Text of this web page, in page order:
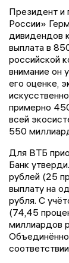
Президент и
России»
дивидендов
выплата в
российской
внимание он
его оценке,
примерно
всей
550
Для ВТБ
Банк
рублей (25
выплату на
рубля. С
(74,45
миллиардов